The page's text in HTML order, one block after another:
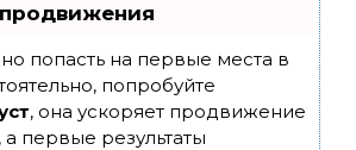
попасть на первые места в
попробуйте
, она ускоряет продвижение
а первые результаты